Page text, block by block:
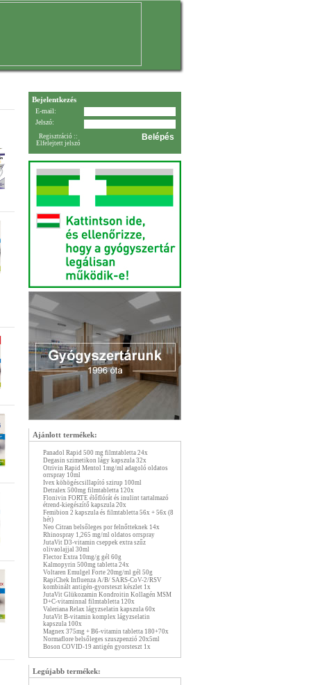
Bejelentkezés
E-mail:
Jelszó:
Regisztráció ::
Elfelejtett jelszó
Ajánlott termékek:
Panadol Rapid 500 mg filmtabletta 24x
Degasin szimetikon lágy kapszula 32x
Otrivin Rapid Mentol 1mg/ml adagoló oldatos
orrspray 10ml
Ivex köhögéscsillapító szirup 100ml
Detralex 500mg filmtabletta 120x
Flonivin FORTE élőflórát és inulint tartalmazó
étrend-kiegészítő kapszula 20x
Femibion 2 kapszula és filmtabletta 56x + 56x (8
hét)
Neo Citran belsőleges por felnőtteknek 14x
Rhinospray 1,265 mg/ml oldatos orrspray
JutaVit D3-vitamin cseppek extra szűz
olivaolajjal 30ml
Flector Extra 10mg/g gél 60g
Kalmopyrin 500mg tabletta 24x
Voltaren Emulgel Forte 20mg/ml gél 50g
RapiChek Influenza A/B/ SARS-CoV-2/RSV
kombinált antigén-gyorsteszt készlet 1x
JutaVit Glükozamin Kondroitin Kollagén MSM
D+C-vitaminnal filmtabletta 120x
Valeriana Relax lágyzselatin kapszula 60x
JutaVit B-vitamin komplex lágyzselatin
kapszula 100x
Magnex 375mg + B6-vitamin tabletta 180+70x
Normaflore belsőleges szuszpenzió 20x5ml
Boson COVID-19 antigén gyorsteszt 1x
Legújabb termékek: